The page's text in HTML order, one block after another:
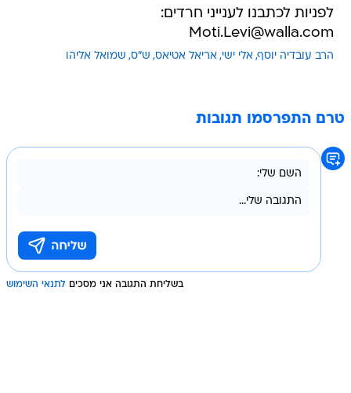
לפניות לכתבנו לענייני חרדים:
Moti.Levi@walla.com
הרב עובדיה יוסף אלי ישי אריאל אטיאס ש"ס שמואל אליהו
טרם התפרסמו תגובות
בשליחת התגובה אני מסכים לתנאי השימוש